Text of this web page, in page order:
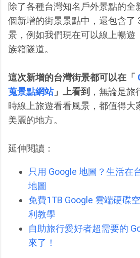
除了各種台灣知名戶外景點的全
個新增的街景景點中，還包含了
景，例如我們現在可以線上暢遊
族箱隧道。
這次新增的台灣街景都可以在「
蒐景點網站」上看到 ，無論是
時線上旅遊看看風景，都值得大
美麗的地方。
延伸閱讀：
只用 Google 地圖？生活在
地圖
免費1TB Google 雲端硬碟
利教學
自助旅行愛好者超需要的
來了！